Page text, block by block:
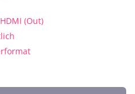
(Out)